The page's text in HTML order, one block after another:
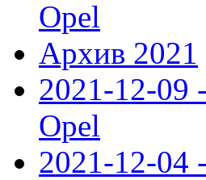
Opel
Архив 2021
2021-12-09
Opel
2021-12-04